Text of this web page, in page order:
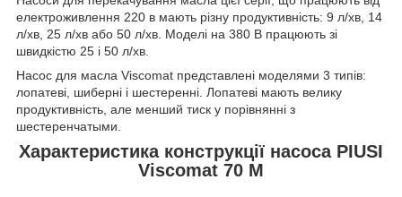
електроживлення 220 в мають різну продуктивність: 9 л/хв, 14
л/хв, 25 л/хв або 50 л/хв. Моделі на 380 В працюють зі
швидкістю 25 і 50 л/хв.
Насос для масла Viscomat представлені моделями 3 типів:
лопатеві, шиберні і шестеренні. Лопатеві мають велику
продуктивність, але менший тиск у порівнянні з
шестеренчатыми.
Характеристика конструкції насоса PIUSI
Viscomat 70 M